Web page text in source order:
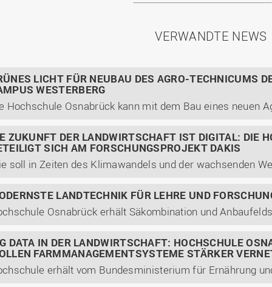
VERWANDTE NEWS
LICHT FÜR NEUBAU DES AGRO-TECHNICUMS
WESTERBERG
ZUKUNFT DER LANDWIRTSCHAFT IST DIGITAL: DIE
SICH AM FORSCHUNGSPROJEKT DAKIS
LANDTECHNIK FÜR LEHRE UND
Osnabrück erhält Säkombination und
DATA IN DER LANDWIRTSCHAFT: HOCHSCHULE
FARMMANAGEMENTSYSTEME STÄRKER